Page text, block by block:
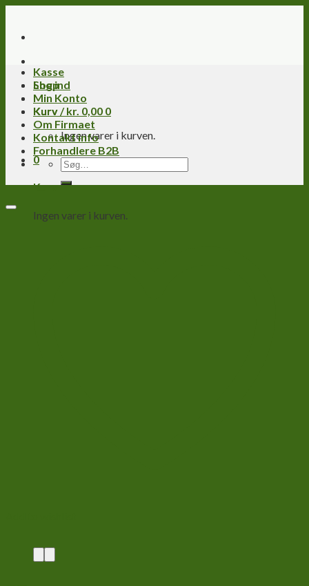
content
Log ind
Kurv /kr. 0,00 0
Ingen varer i kurven.
0
Kurv
Ingen varer i kurven.
Kasse
Shop
Min Konto
Kurv
Om Firmaet
Kontakt info
Forhandlere B2B
Søg
efter: